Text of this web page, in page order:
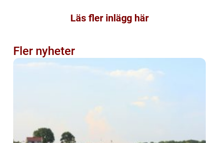
Läs fler inlägg här
Fler nyheter